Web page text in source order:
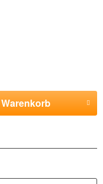
Warenkorb